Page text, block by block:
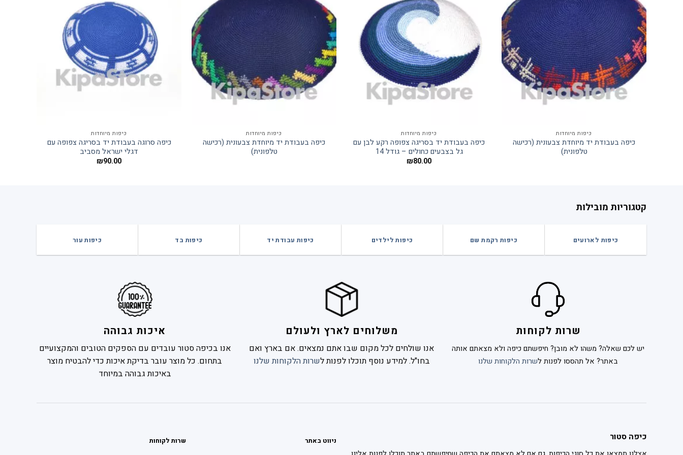
כיפות מיוחדות
כיפה בעבודת יד מיוחדת צבעונית (רכישה
טלפונית)
כיפות מיוחדות
כיפה בעבודת יד בסריגה צפופה רקע לבן עם
גל בצבעים כחולים – גודל 14
₪80.00
כיפות מיוחדות
כיפה בעבודת יד מיוחדת צבעונית (רכישה
טלפונית)
כיפות מיוחדות
כיפה סרוגה בעבודת יד בסריגה צפופה עם
דגלי ישראל מסביב
₪90.00
קטגוריות מובילות
כיפות לארועים כיפות רקמת שם כיפות לילדים כיפות עבודת יד כיפות בד כיפות עור
שרות לקוחות
יש לכם שאלה? משהו לא מובן? חיפשתם כיפה ולא מצאתם אותה
באתר? אל תהססו לפנות לשרות הלקוחות שלנו
משלוחים לארץ ולעולם
אנו שולחים לכל מקום שבו אתם נמצאים. אם בארץ ואם
בחו"ל. למידע נוסף תוכלו לפנות לשרות הלקוחות שלנו
איכות גבוהה
אנו בכיפה סטור עובדים עם הספקים הטובים והמקצועיים
בתחום. כל מוצר עובר בדיקת איכות כדי להבטיח מוצר
באיכות גבוהה במיוחד
כיפה סטור ניווט באתר שרות לקוחות